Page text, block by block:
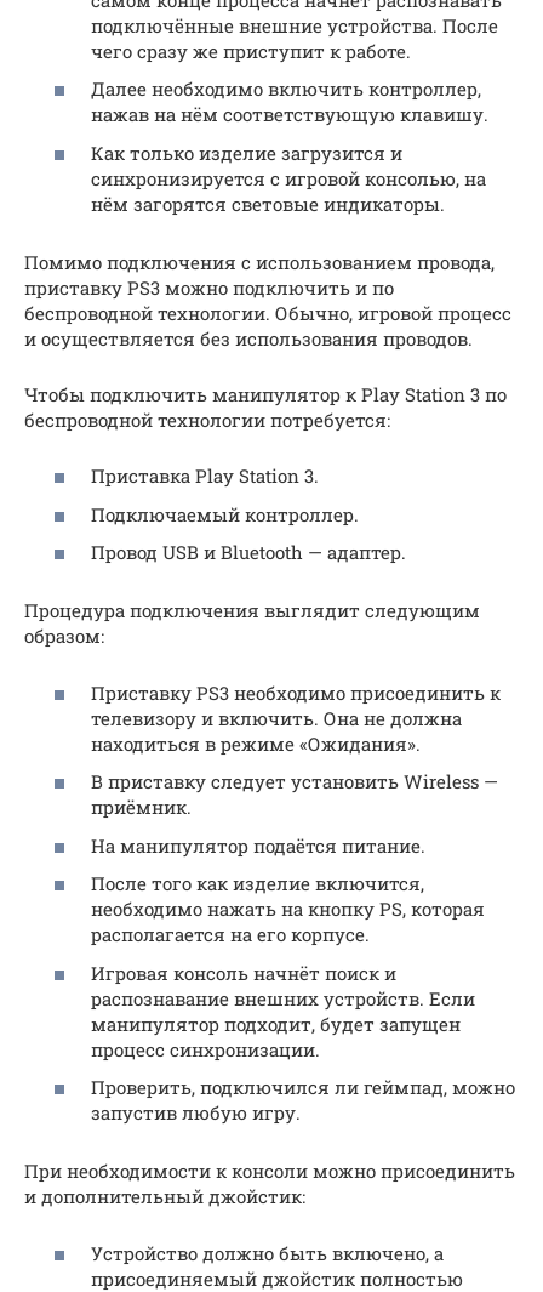
подключённые внешние устройства. После
чего сразу же приступит к работе.
Далее необходимо включить контроллер,
нажав на нём соответствующую клавишу.
Как только изделие загрузится и
синхронизируется с игровой консолью, на
нём загорятся световые индикаторы.
Помимо подключения с использованием провода,
приставку PS3 можно подключить и по
беспроводной технологии. Обычно, игровой процесс
и осуществляется без использования проводов.
Чтобы подключить манипулятор к Play Station 3 по
беспроводной технологии потребуется:
Приставка Play Station 3.
Подключаемый контроллер.
Провод USB и Bluetooth — адаптер.
Процедура подключения выглядит следующим
образом:
Приставку PS3 необходимо присоединить к
телевизору и включить. Она не должна
находиться в режиме «Ожидания».
В приставку следует установить Wireless —
приёмник.
На манипулятор подаётся питание.
После того как изделие включится,
необходимо нажать на кнопку PS, которая
располагается на его корпусе.
Игровая консоль начнёт поиск и
распознавание внешних устройств. Если
манипулятор подходит, будет запущен
процесс синхронизации.
Проверить, подключился ли геймпад, можно
запустив любую игру.
При необходимости к консоли можно присоединить
и дополнительный джойстик:
Устройство должно быть включено, а
присоединяемый джойстик полностью